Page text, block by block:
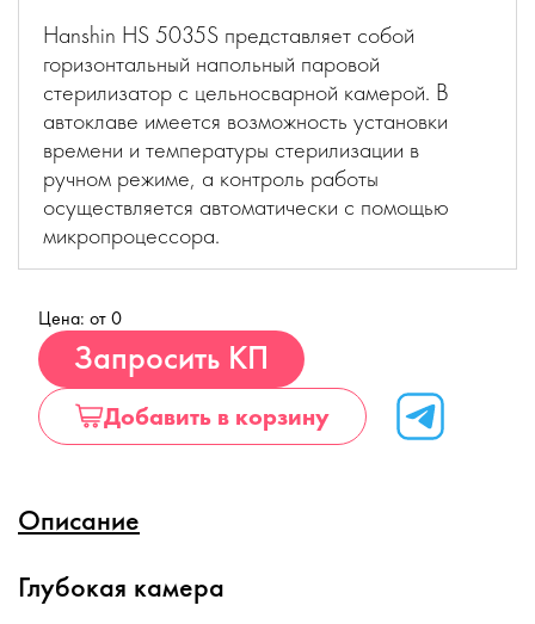
Hanshin HS 5035S представляет собой
горизонтальный напольный паровой
стерилизатор с цельносварной камерой. В
автоклаве имеется возможность установки
времени и температуры стерилизации в
ручном режиме, а контроль работы
осуществляется автоматически с помощью
микропроцессора.
Цена: от 0
Запросить КП
Добавить в корзину
Описание
Глубокая камера